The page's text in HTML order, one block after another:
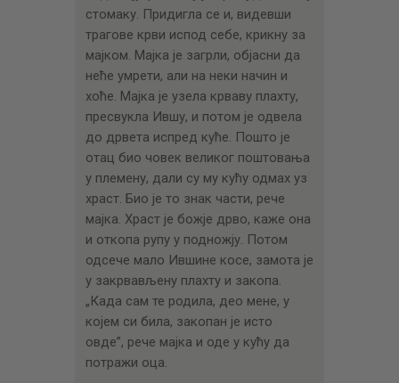
стомаку. Придигла се и, видевши
трагове крви испод себе, крикну за
мајком. Мајка је загрли, објасни да
неће умрети, али на неки начин и
хоће. Мајка је узела крваву плахту,
пресвукла Ившу, и потом је одвела
до дрвета испред куће. Пошто је
отац био човек великог поштовања
у племену, дали су му кућу одмах уз
храст. Био је то знак части, рече
мајка. Храст је божје дрво, каже она
и откопа рупу у подножју. Потом
одсече мало Ившине косе, замота је
у закрвављену плахту и закопа.
„Када сам те родила, део мене, у
којем си била, закопан је исто
овде”, рече мајка и оде у кућу да
потражи оца.